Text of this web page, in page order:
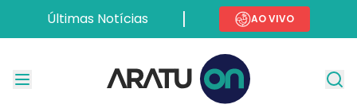
Últimas Notícias AO VIVO